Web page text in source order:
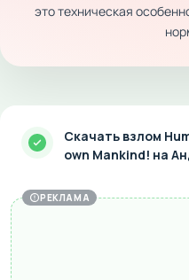
это техническая
Скачать взлом
own Mankind! на
РЕКЛАМА